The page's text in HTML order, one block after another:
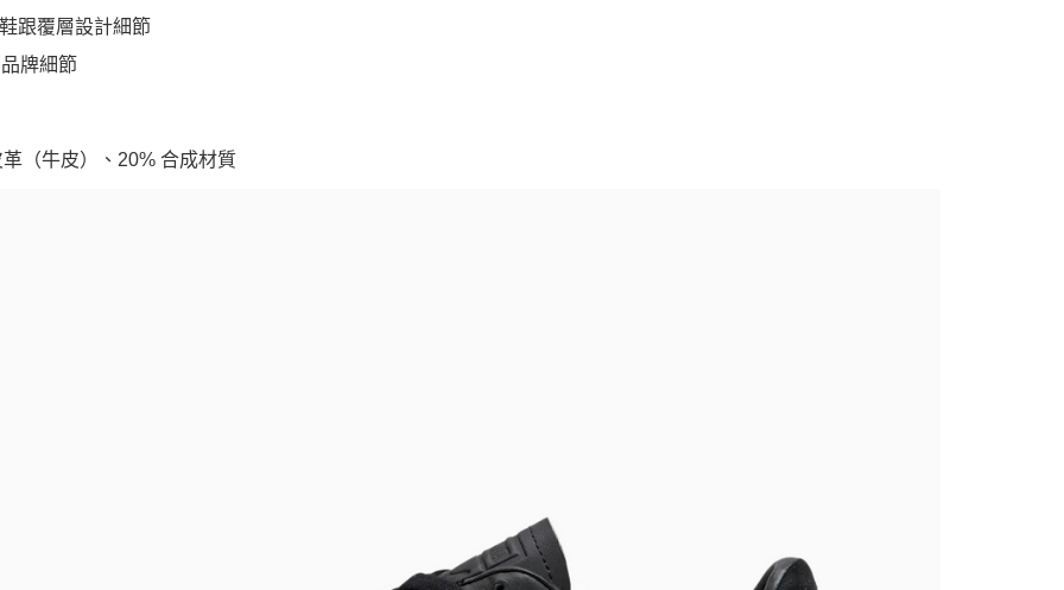
跟覆層設計細節
牌細節
（牛皮）、20% 合成材質